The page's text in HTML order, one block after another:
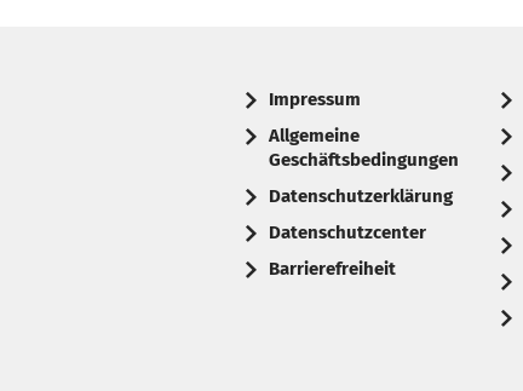
Impressum
Allgemeine
Geschäftsbedingungen
Datenschutzerklärung
Datenschutzcenter
Barrierefreiheit